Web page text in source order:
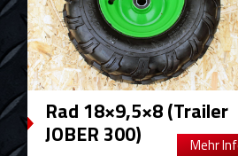
Rad 18×9,5×8 (Trailer
JOBER 300) Mehr